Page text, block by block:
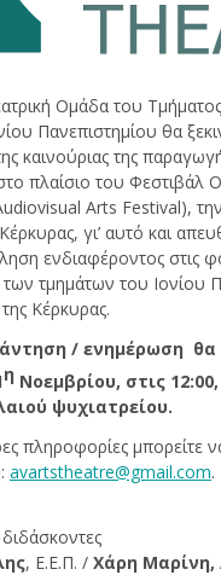
Ομάδα του
Πανεπιστημίου θα
καινούριας της
πλαίσιο του Φεστιβάλ
Arts Festival),
γι’ αυτό και
ενδιαφέροντος στις
τμημάτων του Ιονίου
Κέρκυρας.
/ ενημέρωση θα
η Νοεμβρίου, στις
ψυχιατρείου.
πληροφορίες μπορείτε
avartstheatre@gmail.com.
, Ε.Ε.Π. / Χάρη Μαρίνη,